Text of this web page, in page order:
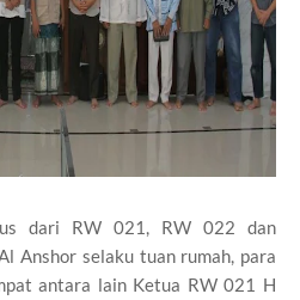
dari RW 021, RW 022 dan
Anshor selaku tuan rumah, para
antara lain Ketua RW 021 H